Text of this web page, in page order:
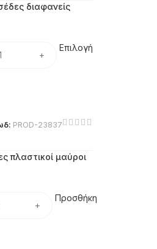
διαφανείς
Επιλογή
PROD-23837
πλαστικοί μαύροι
Προσθήκη